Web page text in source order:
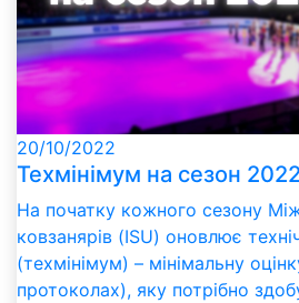
20/10/2022
Техмінімум на сезон
На початку кожного сезону
ковзанярів (ISU) оновлює
(техмінімум) – мінімальну
протоколах), яку потрібно